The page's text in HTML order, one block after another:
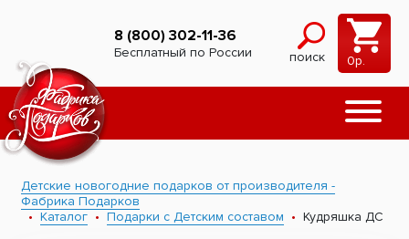
8 (800) 302-11-36
Бесплатный по России поиск 0р.
Детские новогодние подарков от производителя -
Фабрика Подарков
Каталог
Подарки с Детским составом Кудряшка ДС